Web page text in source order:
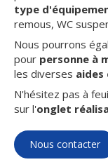
type
remous, WC
Nous pourrons
pour personne à
les diverses aides
N'hésitez pas à
sur l'onglet
Nous contacter